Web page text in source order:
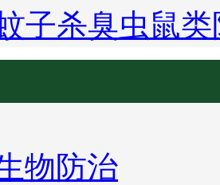
子杀臭虫鼠
物防治